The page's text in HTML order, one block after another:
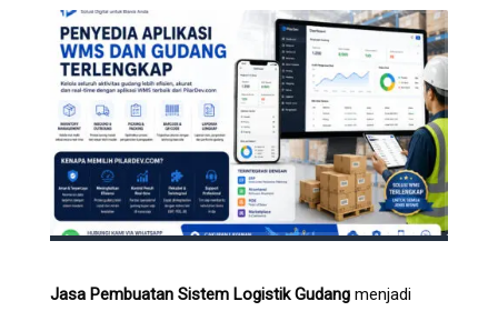
Jasa Pembuatan Sistem Logistik Gudang menjadi